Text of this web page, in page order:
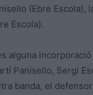
(Ebre Escola),
Escola).
incorporació
Panisello, Sergi
banda, el